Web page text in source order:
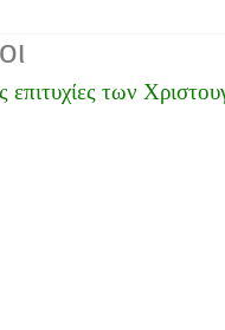
επιτυχίες των